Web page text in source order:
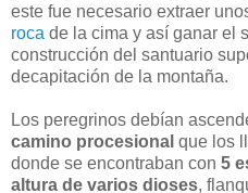
este fue necesario extraer
roca de la cima y así ganar el
construcción del santuario
decapitación de la montaña.
Los peregrinos debían
camino procesional que los
donde se encontraban con 5
altura de varios dioses,